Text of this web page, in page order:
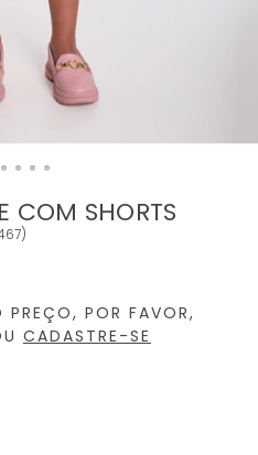
COM SHORTS
)
PREÇO, POR FAVOR,
CADASTRE-SE